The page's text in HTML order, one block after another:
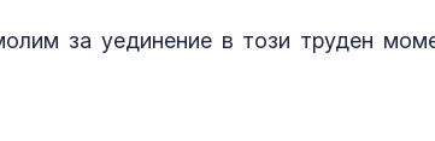
за уединение в този труден
Искандер и